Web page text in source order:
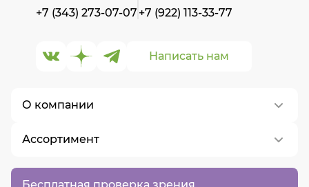
Бесплатная проверка зрения
О компании
О нас
Контакты
Ассортимент
Написать нам
+7 (343) 273-07-07 +7 (922) 113-33-77